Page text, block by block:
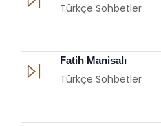
Türkçe Sohbetler
Fatih Manisalı
Türkçe Sohbetler